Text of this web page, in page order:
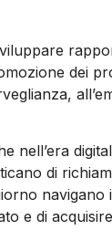
dei
nell’era
di
navigano
e di